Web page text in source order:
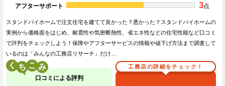
アフターサポート
3点
スタンドバイホームで注文住宅を建てて良かった？悪かった？スタンドバイホームの
実例から価格面をはじめ、耐震性や気密断熱性、省エネ性などの住宅性能など口コミ
で評判をチェックしよう！保障やアフターサービスの情報や値下げ方法まで調査して
いるのは「みんなの工務店リサーチ」だけ…
く こ
口コミによる評判
工務店の詳細をチェック！